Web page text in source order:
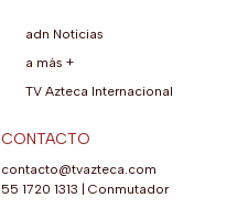
adn Noticias
a más +
TV Azteca Internacional
CONTACTO
contacto@tvazteca.com
55 1720 1313
Conmutador